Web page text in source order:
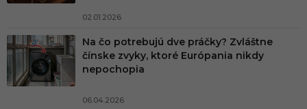
02.01.2026
Na čo potrebujú dve práčky? Zvláštne
čínske zvyky, ktoré Európania nikdy
nepochopia
06.04.2026